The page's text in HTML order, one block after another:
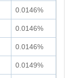
0.0146%
0.0146%
0.0146%
0.0149%